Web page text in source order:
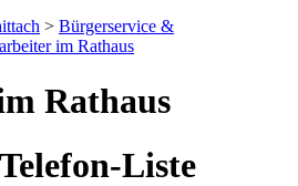
> Bürgerservice &
im Rathaus
Rathaus
Liste